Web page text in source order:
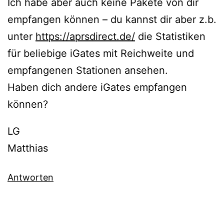
empfangen können – du kannst dir aber z.b.
unter https://aprsdirect.de/ die Statistiken
für beliebige iGates mit Reichweite und
empfangenen Stationen ansehen.
Haben dich andere iGates empfangen
können?
LG
Matthias
Antworten